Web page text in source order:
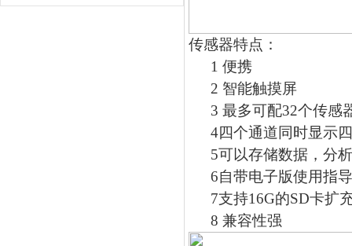
传感器特点：
1 便携
2 智能触摸屏
3 最多可配32个传感
4四个通道同时显示
5可以存储数据，分
6自带电子版使用指
7支持16G的SD卡扩
8 兼容性强